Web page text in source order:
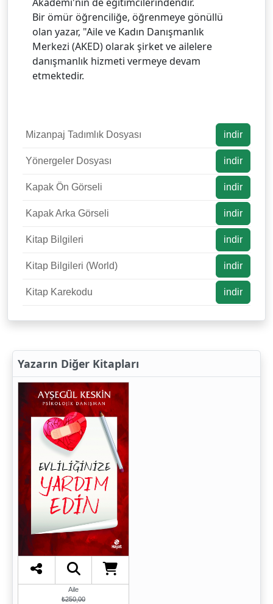
Bir ömür öğrenciliğe, öğrenmeye gönüllü
olan yazar, "Aile ve Kadın Danışmanlık
Merkezi (AKED) olarak şirket ve ailelere
danışmanlık hizmeti vermeye devam
etmektedir.
Mizanpaj Tadımlık Dosyası indir
Yönergeler Dosyası indir
Kapak Ön Görseli indir
Kapak Arka Görseli indir
Kitap Bilgileri indir
Kitap Bilgileri (World) indir
Kitap Karekodu indir
Yazarın Diğer Kitapları
Aile
₺250,00